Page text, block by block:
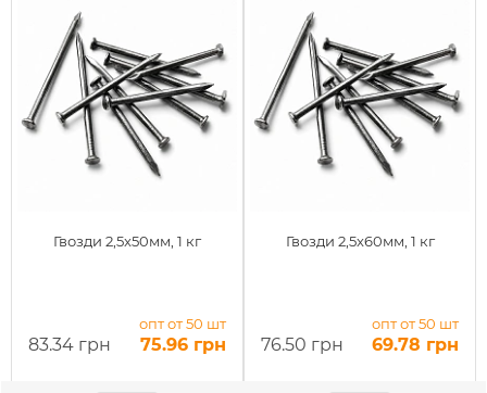
Гвозди 2,5x50мм, 1 кг
83.34 грн
опт от 50 шт
75.96 грн
Гвозди 2,5x60мм, 1 кг
76.50 грн
опт от 50 шт
69.78 грн